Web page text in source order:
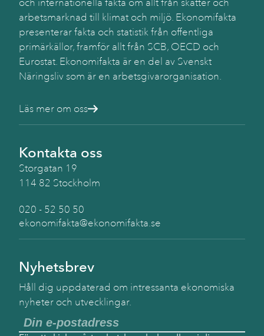
och internationella fakta om allt från skatter och
arbetsmarknad till klimat och miljö. Ekonomifakta
presenterar fakta och statistik från offentliga
primärkällor, framför allt från SCB, OECD och
Eurostat. Ekonomifakta är en del av Svenskt
Näringsliv som är en arbetsgivarorganisation.
Läs mer om oss
Kontakta oss
Storgatan 19
114 82 Stockholm
020 - 52 50 50
ekonomifakta@ekonomifakta.se
Nyhetsbrev
Håll dig uppdaterad om intressanta ekonomiska
nyheter och utvecklingar.